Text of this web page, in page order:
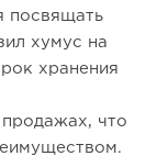
посвящать
хумус на
хранения
продажах, что